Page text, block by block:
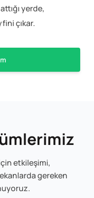
yerde,
çıkar.
etkileşimi,
gereken